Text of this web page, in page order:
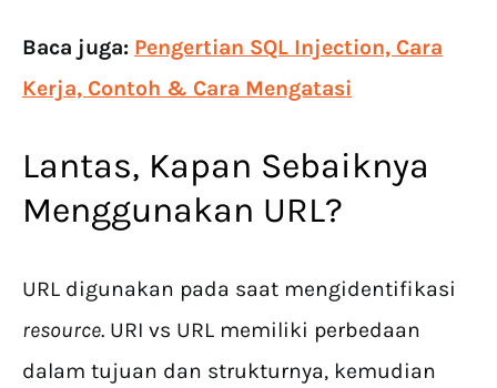
Baca juga: Pengertian SQL Injection, Cara
Kerja, Contoh & Cara Mengatasi
Lantas, Kapan Sebaiknya
Menggunakan URL?
URL digunakan pada saat mengidentifikasi
resource. URI vs URL memiliki perbedaan
dalam tujuan dan strukturnya, kemudian